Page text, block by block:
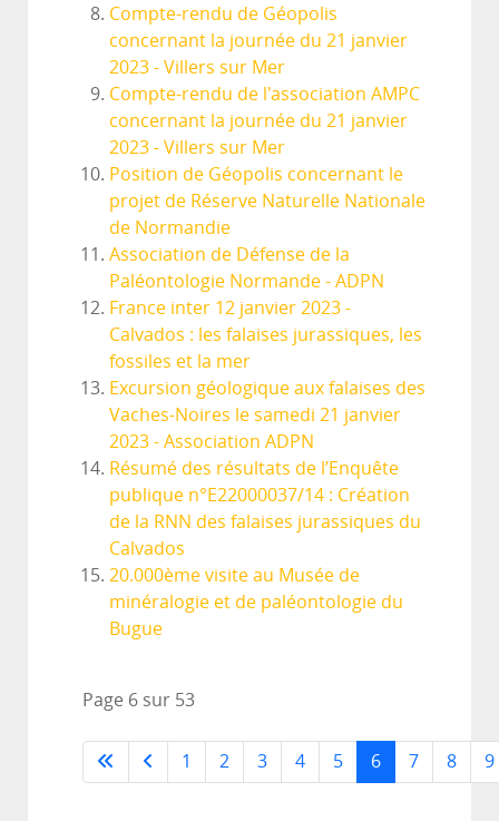
Compte-rendu de Géopolis
concernant la journée du 21 janvier
2023 - Villers sur Mer
Compte-rendu de l'association AMPC
concernant la journée du 21 janvier
2023 - Villers sur Mer
Position de Géopolis concernant le
projet de Réserve Naturelle Nationale
de Normandie
Association de Défense de la
Paléontologie Normande - ADPN
France inter 12 janvier 2023 -
Calvados : les falaises jurassiques, les
fossiles et la mer
Excursion géologique aux falaises des
Vaches-Noires le samedi 21 janvier
2023 - Association ADPN
Résumé des résultats de l’Enquête
publique n°E22000037/14 : Création
de la RNN des falaises jurassiques du
Calvados
20.000ème visite au Musée de
minéralogie et de paléontologie du
Bugue
Page 6 sur 53
1 2 3 4 5 6 7 8 9